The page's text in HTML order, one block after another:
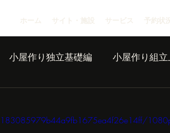
ホーム サイト・施設 サービス 予約状
小屋作り独立基礎編 小屋作り組